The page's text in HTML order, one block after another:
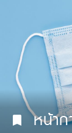
bookmark หน้า